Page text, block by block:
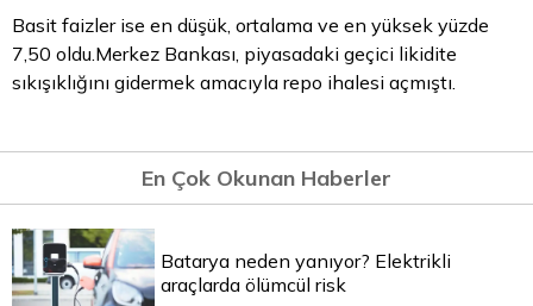
Basit faizler ise en düşük, ortalama ve en yüksek yüzde
7,50 oldu.Merkez Bankası, piyasadaki geçici likidite
sıkışıklığını gidermek amacıyla repo ihalesi açmıştı.
En Çok Okunan Haberler
Batarya neden yanıyor? Elektrikli
araçlarda ölümcül risk